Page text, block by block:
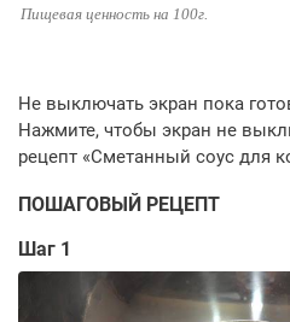
Пищевая ценность на 100г.
ПОШАГОВЫЙ РЕЦЕПТ
Шаг 1